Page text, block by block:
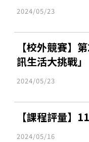
2024/05/23
【校外競賽】
訊生活大挑戰」
2024/05/23
【課程評量】
2024/05/16